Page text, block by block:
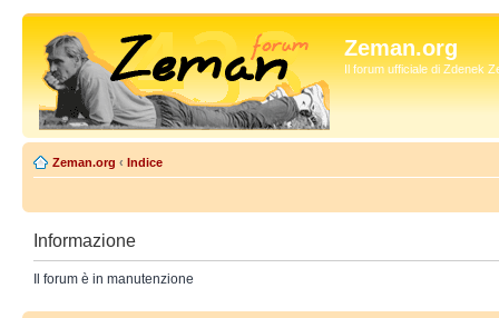
Zeman.org
Il forum ufficiale di Zdenek
Zeman.org ‹ Indice
Informazione
Il forum è in manutenzione